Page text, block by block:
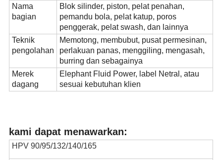
Nama
bagian
Blok silinder, piston, pelat penahan,
pemandu bola, pelat katup, poros
penggerak, pelat swash, dan lainnya
Teknik
pengolahan
Memotong, membubut, pusat permesinan,
perlakuan panas, menggiling, mengasah,
burring dan sebagainya
Merek
dagang
Elephant Fluid Power, label Netral, atau
sesuai kebutuhan klien
kami dapat menawarkan:
HPV 90/95/132/140/165